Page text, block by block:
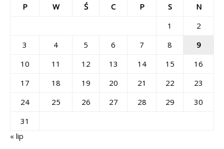
P W Ś C P S
N
1
2
3
4 5 6 7 8
9
10
11 12 13 14 15
16
17
18 19 20 21 22
23
24
25 26 27 28 29
30
31
« lip